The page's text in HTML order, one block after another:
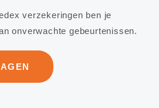
verzekeringen ben je
onverwachte gebeurtenissen.